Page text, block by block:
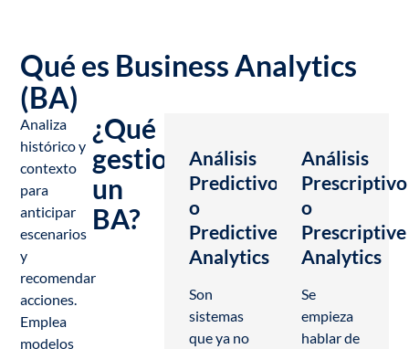
Qué es Business Analytics
(BA)
Analiza
histórico y
contexto
para
anticipar
escenarios
y
recomendar
acciones.
Emplea
modelos
¿Qué
gestiona
un
BA?
Análisis
Predictivo
o
Predictive
Analytics
Son
sistemas
que ya no
Análisis
Prescriptivo
o
Prescriptive
Analytics
Se
empieza
hablar de